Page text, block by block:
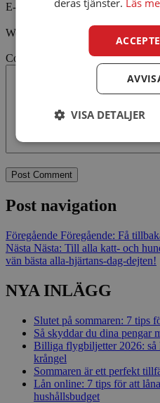
E-post
Webbsida
Comment
Post navigation
Föregående Föregående: Få
Nästa Nästa: Till alla katt- och
vän bästa alla-hjärtans-dag-dejten!
NYA INLÄGG
Slutet på sommaren: 7 tips
Så skyddar du dina pengar
Billiga flygbiljetter 2026: så
krångel
Sommaren är ett perfekt
Lån online: 7 tips för att
hushållsbudget
deras tjänster. Läs
VISA DETALJER